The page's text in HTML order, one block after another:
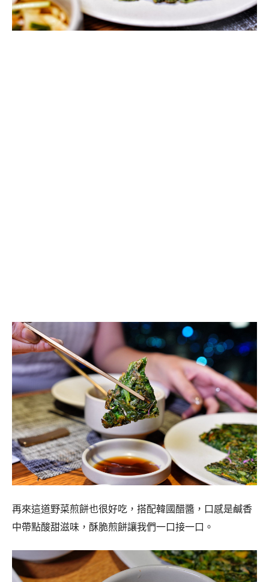
再來這道野菜煎餅也很好吃，搭配韓國醋醬，口感是鹹香
中帶點酸甜滋味，酥脆煎餅讓我們一口接一口。